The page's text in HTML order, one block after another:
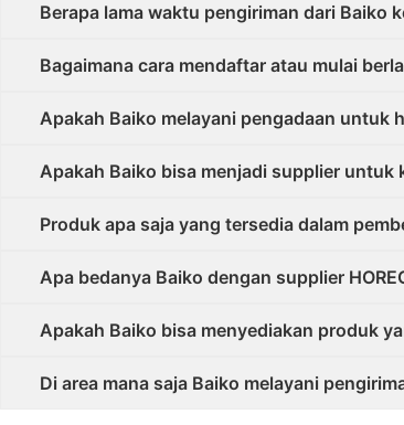
Berapa lama waktu pengiriman dari Baiko
Bagaimana cara mendaftar atau mulai
Apakah Baiko melayani pengadaan untuk
Apakah Baiko bisa menjadi supplier untuk
Produk apa saja yang tersedia dalam
Apa bedanya Baiko dengan supplier
Apakah Baiko bisa menyediakan produk
Di area mana saja Baiko melayani